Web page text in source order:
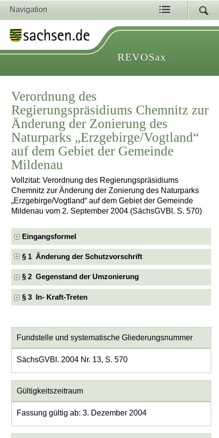
Navigation
REVOSax
Verordnung des
Regierungspräsidiums Chemnitz zur
Änderung der Zonierung des
Naturparks „Erzgebirge/Vogtland“
auf dem Gebiet der Gemeinde
Mildenau
Vollzitat: Verordnung des Regierungspräsidiums
Chemnitz zur Änderung der Zonierung des Naturparks
„Erzgebirge/Vogtland“ auf dem Gebiet der Gemeinde
Mildenau vom 2. September 2004 (SächsGVBl. S. 570)
Eingangsformel
§ 1 Änderung der Schutzvorschrift
§ 2 Gegenstand der Umzonierung
§ 3 In- Kraft-Treten
Fundstelle und systematische Gliederungsnummer
SächsGVBl. 2004 Nr. 13, S. 570
Gültigkeitszeitraum
Fassung gültig ab: 3. Dezember 2004